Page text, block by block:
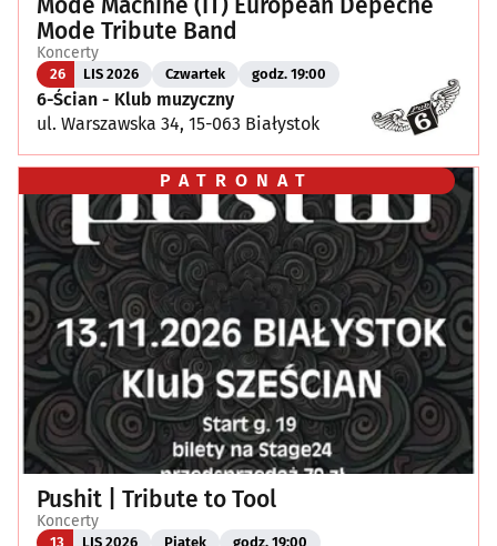
Mode Tribute Band
Koncerty
26 LIS 2026 Czwartek godz. 19:00
6-Ścian - Klub muzyczny
ul. Warszawska 34, 15-063 Białystok
PATRONAT
Pushit | Tribute to Tool
Koncerty
13 LIS 2026 Piątek godz. 19:00